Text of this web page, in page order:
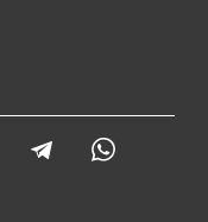
LinkedIn Telegram